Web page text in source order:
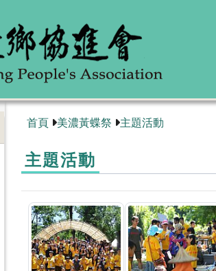
首頁 美濃黃蝶祭 主題活動
主題活動